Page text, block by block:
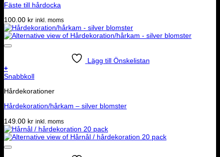
Fäste till hårdocka
100.00 kr inkl. moms
Lägg till Önskelistan
+
Snabbkoll
Hårdekorationer
Hårdekoration/hårkam – silver blomster
149.00 kr inkl. moms